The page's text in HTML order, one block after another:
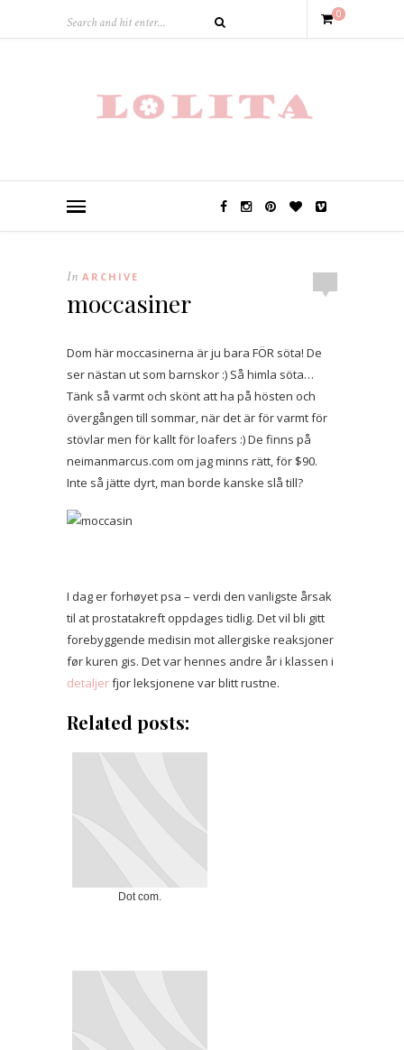
0
In ARCHIVE
moccasiner
Dom här moccasinerna är ju bara FÖR söta! De
ser nästan ut som barnskor :) Så himla söta…
Tänk så varmt och skönt att ha på hösten och
övergången till sommar, när det är för varmt för
stövlar men för kallt för loafers :) De finns på
neimanmarcus.com om jag minns rätt, för $90.
Inte så jätte dyrt, man borde kanske slå till?
I dag er forhøyet psa – verdi den vanligste årsak
til at prostatakreft oppdages tidlig. Det vil bli gitt
forebyggende medisin mot allergiske reaksjoner
før kuren gis. Det var hennes andre år i klassen i
detaljerfjor leksjonene var blitt rustne.
Related posts:
Dot com.